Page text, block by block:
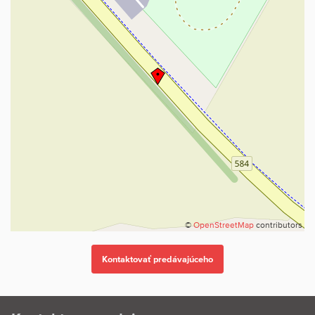
Vzdušná dispozícia ponúka komfort pre rodinu aj hostí.
TECHNICKÉ PARAMETRE:
- Betónové základy s izoláciou
- Drevená zrubová konštrukcia s vysokou tepelnou izoláciou
- Stropy s priznanými drevenými trámami a dreveným obkladom
- Izolačné trojsklá s drevenými okenicami
- Drevené palubovky a laminátové podlahy
- Digestor
- Samostatne stojaca chladnička s mrazničkou
- Vykurovanie a ohrev vody:
©OpenStreetMap contributors